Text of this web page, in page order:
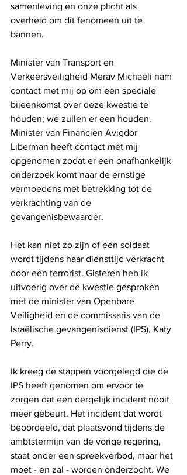
samenleving en onze plicht als
overheid om dit fenomeen uit te
bannen.
Minister van Transport en
Verkeersveiligheid Merav Michaeli nam
contact met mij op om een ​​speciale
bijeenkomst over deze kwestie te
houden; we zullen er een houden.
Minister van Financiën Avigdor
Liberman heeft contact met mij
opgenomen zodat er een onafhankelijk
onderzoek komt naar de ernstige
vermoedens met betrekking tot de
verkrachting van de
gevangenisbewaarder.
Het kan niet zo zijn of een soldaat
wordt tijdens haar diensttijd verkracht
door een terrorist. Gisteren heb ik
uitvoerig over de kwestie gesproken
met de minister van Openbare
Veiligheid en de commissaris van de
Israëlische gevangenisdienst (IPS), Katy
Perry.
Ik kreeg de stappen voorgelegd die de
IPS heeft genomen om ervoor te
zorgen dat een dergelijk incident nooit
meer gebeurt. Het incident dat wordt
beoordeeld, dat plaatsvond tijdens de
ambtstermijn van de vorige regering,
staat onder een spreekverbod, maar het
moet - en zal - worden onderzocht. We